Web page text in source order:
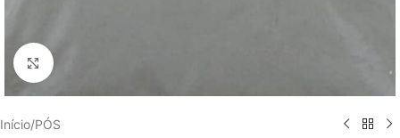
Clique para ampliar
Início/PÓS